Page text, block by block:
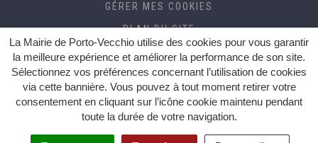
La Mairie de Porto-Vecchio utilise des cookies pour vous garantir
la meilleure expérience et améliorer la performance de son site.
Sélectionnez vos préférences concernant l’utilisation de cookies
via cette bannière. Vous pouvez à tout moment retirer votre
consentement en cliquant sur l’icône cookie maintenu pendant
toute la durée de votre navigation.
GÉRER MES COOKIES
PLAN DU SITE
CRÉDITS
ACCESSIBILITÉ (RGAA)